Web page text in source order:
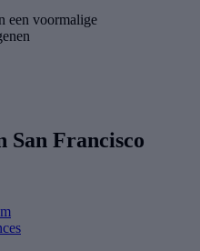
een voormalige
San Francisco